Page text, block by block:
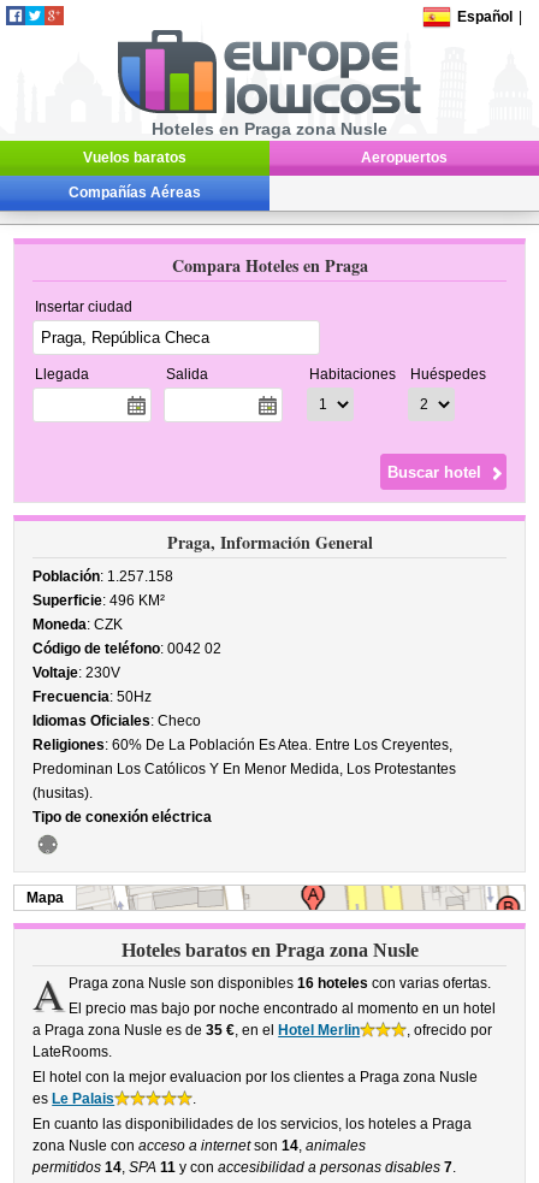
Español
Hoteles en Praga zona Nusle
Vuelos baratos Aeropuertos
Compañías Aéreas
Compara Hoteles en Praga
Insertar ciudad
Llegada Salida Habitaciones Huéspedes
Praga, Información General
Población: 1.257.158
Superficie: 496 KM²
Moneda: CZK
Código de teléfono: 0042 02
Voltaje: 230V
Frecuencia: 50Hz
Idiomas Oficiales: Checo
Religiones: 60% De La Población Es Atea. Entre Los Creyentes,
Predominan Los Católicos Y En Menor Medida, Los Protestantes
(husitas).
Tipo de conexión eléctrica
Mapa
Hoteles baratos en Praga zona Nusle
A Praga zona Nusle son disponibles 16 hoteles con varias ofertas.
El precio mas bajo por noche encontrado al momento en un hotel
a Praga zona Nusle es de35 €, en el Hotel Merlin
, ofrecido por
LateRooms.
El hotel con la mejor evaluacion por los clientes a Praga zona Nusle
es Le Palais
.
En cuanto las disponibilidades de los servicios, los hoteles a Praga
zona Nusle conacceso a internetson14,animales
permitidos 14,SPA 11 y conaccesibilidad a personas disables 7.